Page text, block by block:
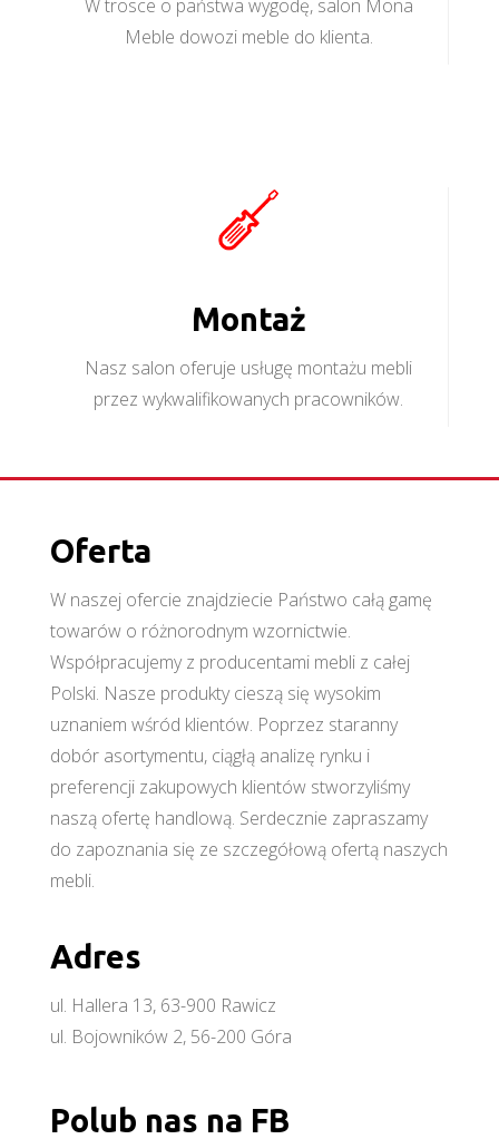
W trosce o państwa wygodę, salon Mona
Meble dowozi meble do klienta.
Montaż
Nasz salon oferuje usługę montażu mebli
przez wykwalifikowanych pracowników.
Oferta
W naszej ofercie znajdziecie Państwo całą gamę
towarów o różnorodnym wzornictwie.
Współpracujemy z producentami mebli z całej
Polski. Nasze produkty cieszą się wysokim
uznaniem wśród klientów. Poprzez staranny
dobór asortymentu, ciągłą analizę rynku i
preferencji zakupowych klientów stworzyliśmy
naszą ofertę handlową. Serdecznie zapraszamy
do zapoznania się ze szczegółową ofertą naszych
mebli.
Adres
ul. Hallera 13, 63-900 Rawicz
ul. Bojowników 2, 56-200 Góra
Polub nas na FB